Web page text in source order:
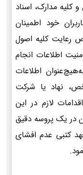
مدارک، اسناد
خود اطمینان
رعایت کلیه اصول
اطلاعات انجام
اطلاعات
نهاد یا شرکت
لازم در این
در یک پروسه دقیق
کتبی عدم افشای